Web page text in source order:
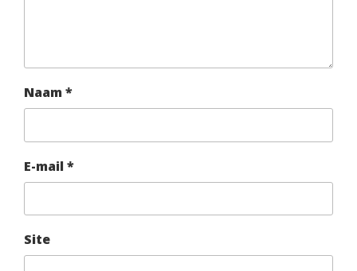
Naam *
E-mail *
Site